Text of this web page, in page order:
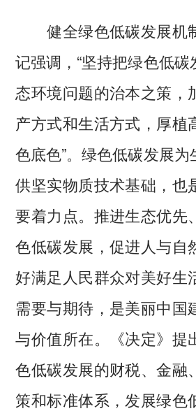
健全绿色低碳发展机
记强调，“坚持把绿色低
态环境问题的治本之策，
产方式和生活方式，厚植
色底色”。绿色低碳发展
供坚实物质技术基础，也
要着力点。推进生态优先
色低碳发展，促进人与自
好满足人民群众对美好生
需要与期待，是美丽中国
与价值所在。《决定》提
色低碳发展的财税、金融
策和标准体系，发展绿色